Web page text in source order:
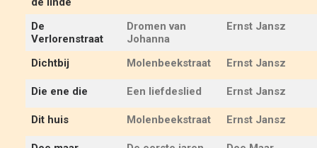
De
Verlorenstraat
Dromen van
Johanna
Ernst Jansz
Dichtbij Molenbeekstraat Ernst Jansz
Die ene die Een liefdeslied Ernst Jansz
Dit huis Molenbeekstraat Ernst Jansz